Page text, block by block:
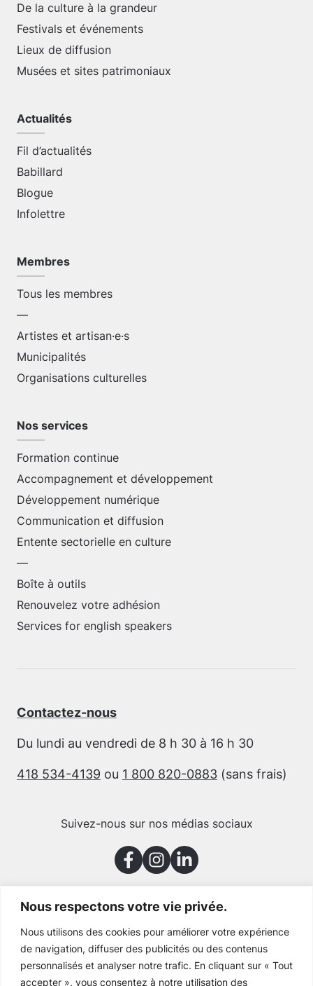
Nous respectons votre vie privée.
Nous utilisons des cookies pour améliorer votre expérience
de navigation, diffuser des publicités ou des contenus
personnalisés et analyser notre trafic. En cliquant sur « Tout
accepter », vous consentez à notre utilisation des
De la culture à la grandeur
Festivals et événements
Lieux de diffusion
Musées et sites patrimoniaux
Actualités
Fil d’actualités
Babillard
Blogue
Infolettre
Membres
Tous les membres
—
Artistes et artisan·e·s
Municipalités
Organisations culturelles
Nos services
Formation continue
Accompagnement et développement
Développement numérique
Communication et diffusion
Entente sectorielle en culture
—
Boîte à outils
Renouvelez votre adhésion
Services for english speakers
Contactez-nous
Du lundi au vendredi de 8 h 30 à 16 h 30
418 534-4139 ou 1 800 820-0883 (sans frais)
Suivez-nous sur nos médias sociaux
Merci à nos partenaires